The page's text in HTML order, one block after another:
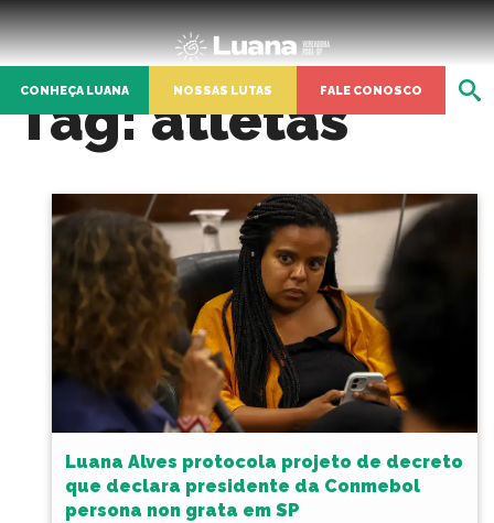
CONHEÇA LUANA NOSSAS LUTAS FALE CONOSCO
Tag:atletas
Luana Alves protocola projeto de decreto
que declara presidente da Conmebol
persona non grata em SP